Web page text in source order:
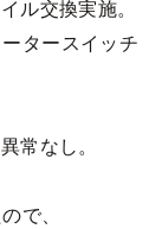
ル交換実施。
タースイッチ
常なし。
で、